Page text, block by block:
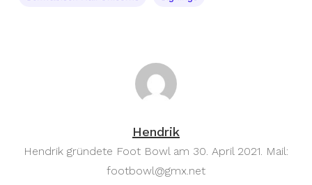
Hendrik
Hendrik gründete Foot Bowl am 30. April 2021. Mail:
footbowl@gmx.net